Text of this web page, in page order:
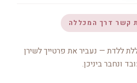
קשר דרך המכללה
ללדת — נעביר את פרטייך לשירן
ונחבר ביניכן.